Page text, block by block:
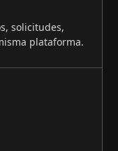
solicitudes,
plataforma.